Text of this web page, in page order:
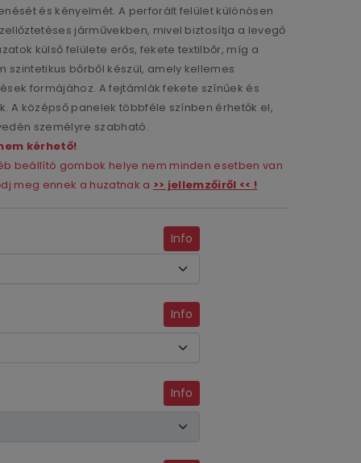
és kényelmét. A perforált felület különösen
járművekben, mivel biztosítja a levegő
külső felülete erős, fekete textilbőr, míg a
szintetikus bőrből készül, amely kellemes
formájához. A fejtámlák fekete színűek és
A középső panelek többféle színben érhetők el,
személyre szabható.
kérhető!
beállító gombok helye nem minden esetben van
meg ennek a huzatnak a >> jellemzőiről << !
Info
Info
Info